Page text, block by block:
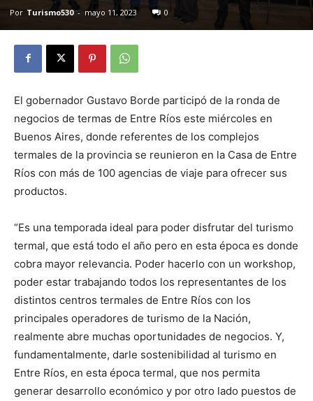
Por Turismo530 - mayo 11, 2023 0
El gobernador Gustavo Borde participó de la ronda de
negocios de termas de Entre Ríos este miércoles en
Buenos Aires, donde referentes de los complejos
termales de la provincia se reunieron en la Casa de Entre
Ríos con más de 100 agencias de viaje para ofrecer sus
productos.
“Es una temporada ideal para poder disfrutar del turismo
termal, que está todo el año pero en esta época es donde
cobra mayor relevancia. Poder hacerlo con un workshop,
poder estar trabajando todos los representantes de los
distintos centros termales de Entre Ríos con los
principales operadores de turismo de la Nación,
realmente abre muchas oportunidades de negocios. Y,
fundamentalmente, darle sostenibilidad al turismo en
Entre Ríos, en esta época termal, que nos permita
generar desarrollo económico y por otro lado puestos de